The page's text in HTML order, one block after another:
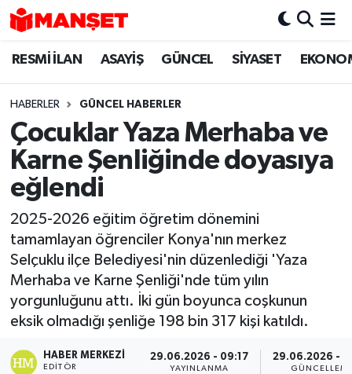
RESMİ İLAN ASAYİŞ GÜNCEL SİYASET
HABERLER GÜNCEL HABERLER
Çocuklar Yaza Merhaba ve
Karne Şenliğinde doyasıya
eğlendi
2025-2026 eğitim öğretim dönemini
tamamlayan öğrenciler Konya'nın merkez
Selçuklu ilçe Belediyesi'nin düzenlediği 'Yaza
Merhaba ve Karne Şenliği'nde tüm yılın
yorgunluğunu attı. İki gün boyunca coşkunun
eksik olmadığı şenliğe 198 bin 317 kişi katıldı.
HABER MERKEZI
EDITÖR
29.06.2026 - 09:17
YAYINLANMA
29.06.2026 -
Hava Durumu
Trafik Durumu
Süper Lig Puan Durumu ve Fikstür
Tüm Manşetler
Son Dakika Haberleri
Haber Arşivi